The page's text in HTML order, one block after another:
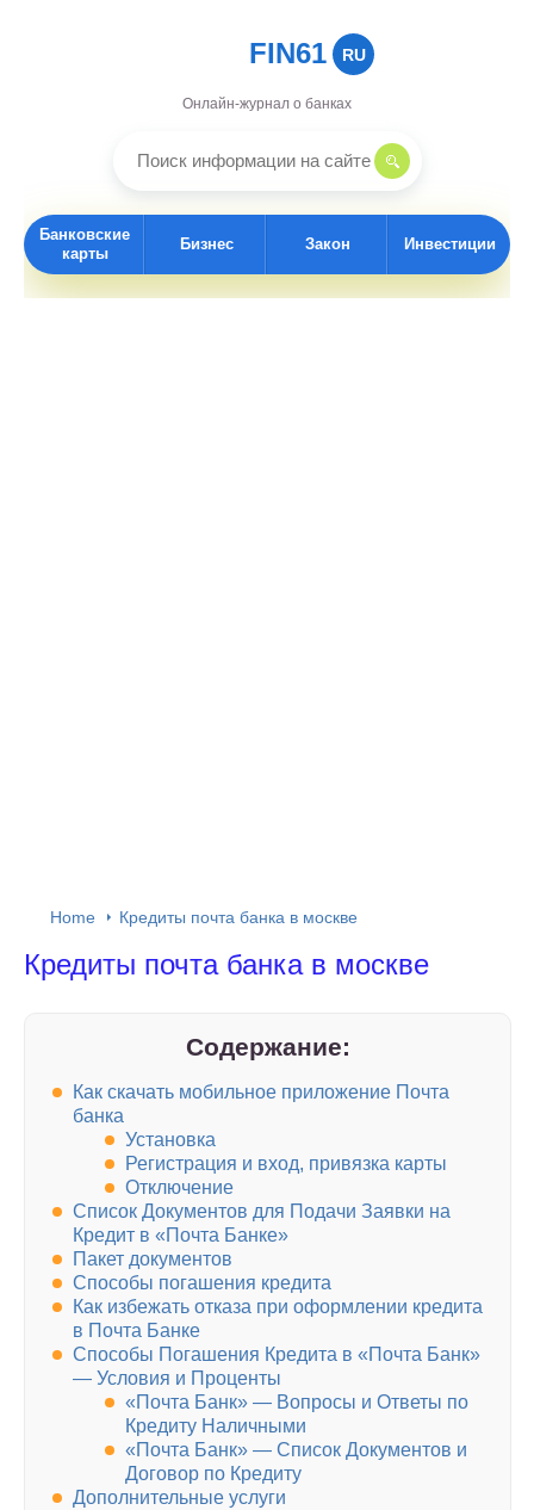
FIN61 RU
Онлайн-журнал о банках
Банковские
карты
Бизнес Закон Инвестиции
Home Кредиты почта банка в москве
Кредиты почта банка в москве
Содержание:
Как скачать мобильное приложение Почта
банка
Установка
Регистрация и вход, привязка карты
Отключение
Список Документов для Подачи Заявки на
Кредит в «Почта Банке»
Пакет документов
Способы погашения кредита
Как избежать отказа при оформлении кредита
в Почта Банке
Способы Погашения Кредита в «Почта Банк»
— Условия и Проценты
«Почта Банк» — Вопросы и Ответы по
Кредиту Наличными
«Почта Банк» — Список Документов и
Договор по Кредиту
Дополнительные услуги